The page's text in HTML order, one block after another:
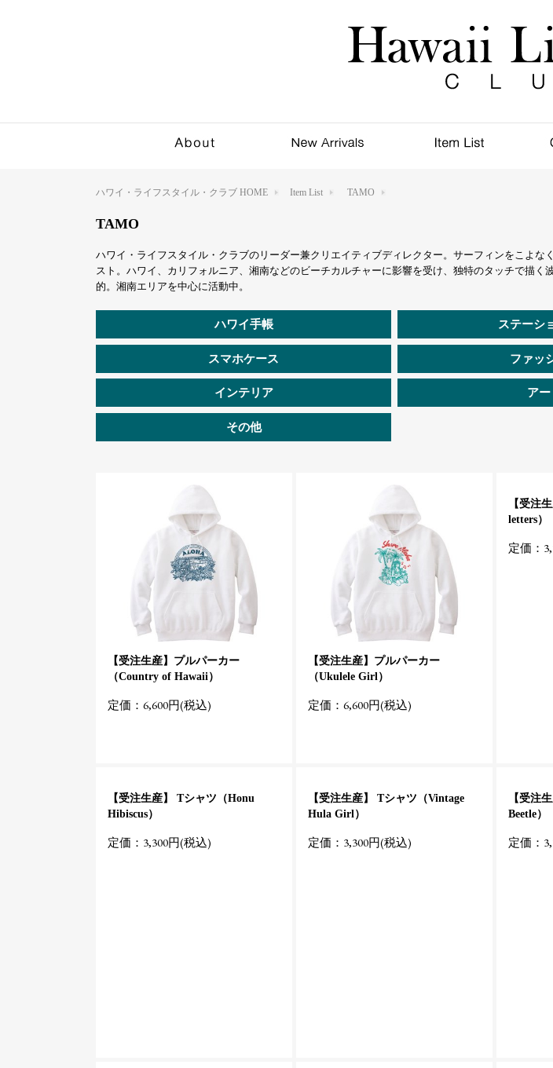
ハワイ・ライフスタイル・クラブ HOME Item List TAMO
TAMO
ハワイ・ライフスタイル・クラブのリーダー兼クリエイティブディレクター。サーフィンをこよな
スト。ハワイ、カリフォルニア、湘南などのビーチカルチャーに影響を受け、独特のタッチで描く
的。湘南エリアを中心に活動中。
ハワイ手帳 ステーシ
スマホケース ファッ
インテリア アー
その他
【受注生産】プルパーカー
（Country of Hawaii）
定価：6,600円(税込)
【受注生産】プルパーカー
（Ukulele Girl）
定価：6,600円(税込)
【受注
letters）
定価：
【受注生産】 Tシャツ（Honu
Hibiscus）
定価：3,300円(税込)
【受注生産】 Tシャツ（Vintage
Hula Girl）
定価：3,300円(税込)
【受注
Beetle）
定価：